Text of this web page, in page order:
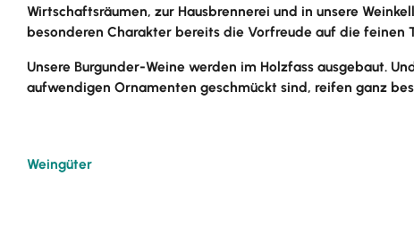
Wirtschaftsräumen, zur Hausbrennerei und in unsere
besonderen Charakter bereits die Vorfreude auf die feinen
Unsere Burgunder-Weine werden im Holzfass ausgebaut.
aufwendigen Ornamenten geschmückt sind, reifen ganz
Weingüter